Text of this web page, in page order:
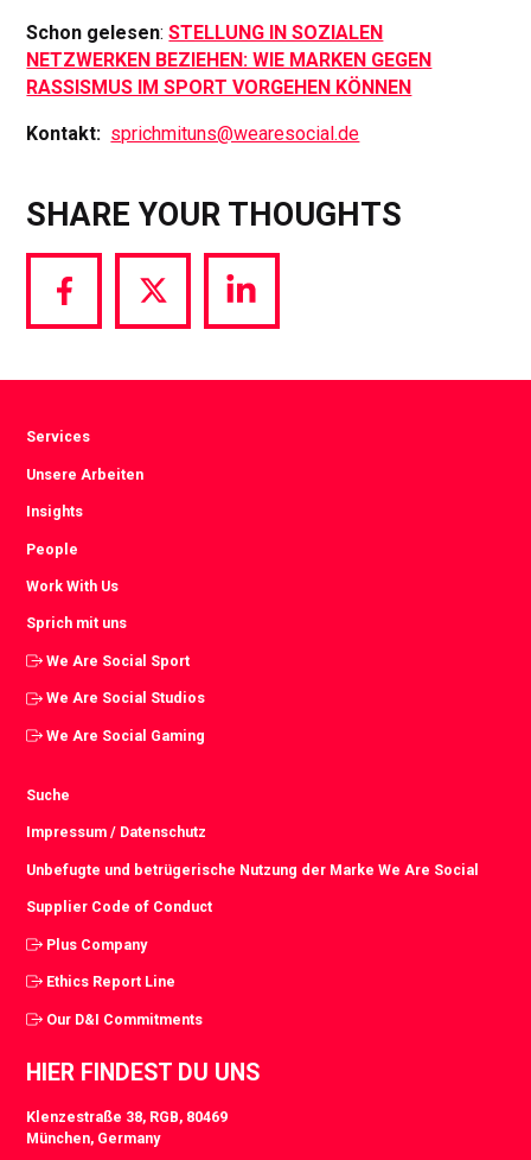
Schon gelesen:STELLUNG IN SOZIALEN
NETZWERKEN BEZIEHEN: WIE MARKEN GEGEN
RASSISMUS IM SPORT VORGEHEN KÖNNEN
Kontakt: sprichmituns@wearesocial.de
SHARE YOUR THOUGHTS
Share
via
Share
via
Share
via
Services
Unsere Arbeiten
Insights
People
Work With Us
Sprich mit uns
We Are Social Sport
We Are Social Studios
We Are Social Gaming
Suche
Impressum / Datenschutz
Unbefugte und betrügerische Nutzung der Marke We Are Social
Supplier Code of Conduct
Plus Company
Ethics Report Line
Our D&I Commitments
HIER FINDEST DU UNS
Klenzestraße 38, RGB, 80469
München, Germany